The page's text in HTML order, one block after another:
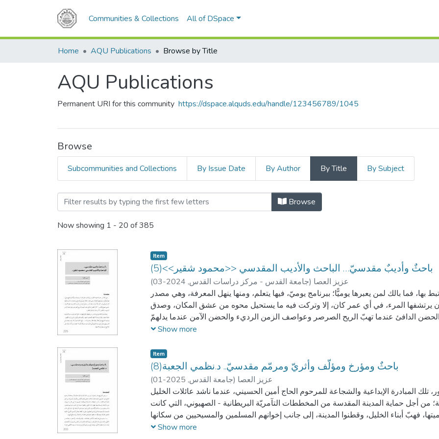
Communities & Collections All of DSpace
Home AQU Publications Browse by Title
AQU Publications
Permanent URI for this community https://dspace.alquds.edu/handle/123456789/1045
Browse
Subcommunities and Collections By Issue Date By Author By Title By Subject
Browsing AQU Publications by Title Browse
Now showing 1 - 20 of 385
Item
(5)<<باحثٌ وأديبٌ مقدسيّ… الباحث والأديب المقدسي <<محمود شقير
( جامعة القدس - مركز دراسات القدس, 2024-03 ) عزيز العصا
فما بالك لمن يعبرها يوميًّا؛ ببرنامج يوميّ، فيها يتعلم، ومنها ينهل المعرفة، وهي مصدر
يرتشفها المرء، في أي عمر كان، إلا وتركت فيه ما يستحيل محوه من عشق المكان، وصدق
الحضن الدافئ عندما تهبّ الريح الصرصر وعواصف الزمن الرديء والحضن الآمن عندما يدلهمّ
القدس من محيطها وأطرافها، يشكل التصاقهم بها، والتضحية دفاعًا عنها، رديفاً وسنداً لأهلها
التي كانت تعيد صياغة المدينة؛ حضارة وتراثًا، وتؤكد على ملامح عروبتها وإسلاميتها.
ففي السرديات، أيًّا كان نوعها- ملحمة أو رواية أو مقالة أو قصة - وفي الأشعار، النابعة
في ذلك كله يكون القلم هو السلاح الأكثر مضاء في حماية المكان وتاريخه وحفظ حضارته!
كما دأبنا في آخر أربعة أعداد من مجلة المقدسية؛ وهي مجلة من القدس وإليها، سنستضيف في هذا العدد(22) من المجلة مقدسًّا
سمات الأديب الذي لا يُشقُّ له غبار في الأجناس الأدبية المختلفة؛ فهو كاتب قصّة من الطراز
وروائيّ مبدع، وهو على رأس عمله الإبداعي, ومنهمك في العطاء, يوميًّا، أطال الله في عمره.
على التعريف بالضيف قيد البحث، وتتبّع إنجازاته الفكريّة، بأشكالها كافة؛ من إصدارات،
Show more
Item
(8)باحثٌ ومؤرخ ومؤلّف وأثريّ ومرمّم مقدسيّ.. د.نظمي الجعبة
( جامعة القدس, 2025-01 ) عزيز العصا
تلك المبادرة الإبداعية والشجاعة للمرحوم الحاج أمين الحسيني، عندما ناشد عائلات الخليل
من أجل حماية المدينة المقدسة من المخططات التآمريّة البريطانية - الصهيوني، التي كانت
فهبّ أبناء الخليل، وقطنوا المدينة، إلى جانب إخوانهم المسلمين والمسيحيين من سكانها
في المدينة، إلى مئات السنين، لاسيما منذ تحريرها من الصليبيين، على يد القائد صلاح الدين
Show more